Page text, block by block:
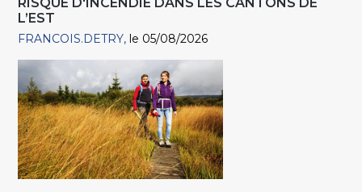
L’EST
FRANCOIS.DETRY le 05/08/2026